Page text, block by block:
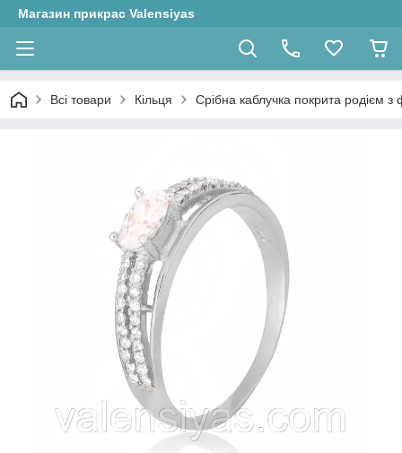
Магазин прикрас Valensiyas
Всі товари Кільця Срібна каблучка покрита родієм з